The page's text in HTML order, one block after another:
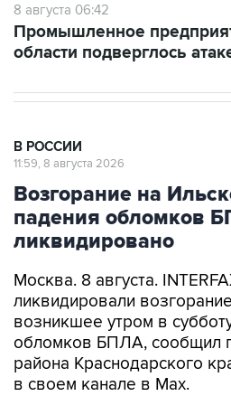
8 августа 06:42
Промышленное
области подверглось
В РОССИИ
11:59, 8 августа 2026
Возгорание на
падения обломков
ликвидировано
Москва. 8 августа.
ликвидировали
возникшее утром в
обломков БПЛА, сообщил
района Краснодарского
в своем канале в Max.